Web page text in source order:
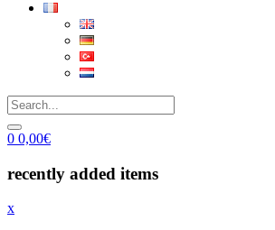
0 0,00€
recently added items
x